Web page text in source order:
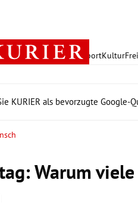
PolitikWirtschaft SportKultur
KURIER als bevorzugte Google-
Warum